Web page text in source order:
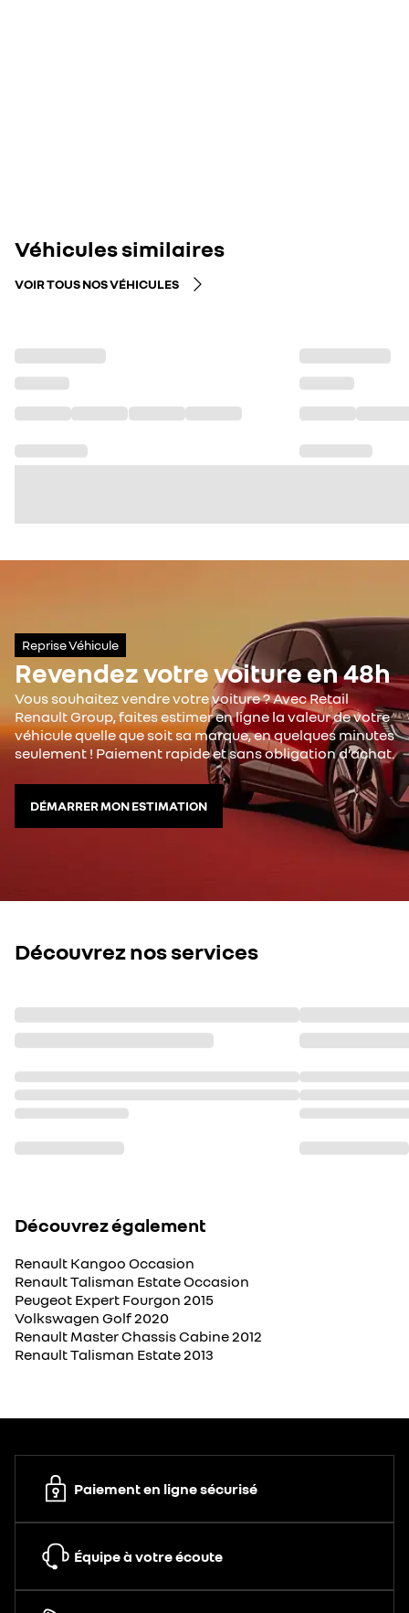
Véhicules similaires
VOIR TOUS NOS VÉHICULES
Reprise Véhicule
Revendez votre voiture en 48h
Vous souhaitez vendre votre voiture ? Avec Retail
Renault Group, faites estimer en ligne la valeur de votre
véhicule quelle que soit sa marque, en quelques minutes
seulement ! Paiement rapide et sans obligation d’achat.
DÉMARRER MON ESTIMATION
Découvrez nos services
Découvrez également
Renault Kangoo Occasion
Renault Talisman Estate Occasion
Peugeot Expert Fourgon 2015
Volkswagen Golf 2020
Renault Master Chassis Cabine 2012
Renault Talisman Estate 2013
Paiement en ligne sécurisé
Équipe à votre écoute